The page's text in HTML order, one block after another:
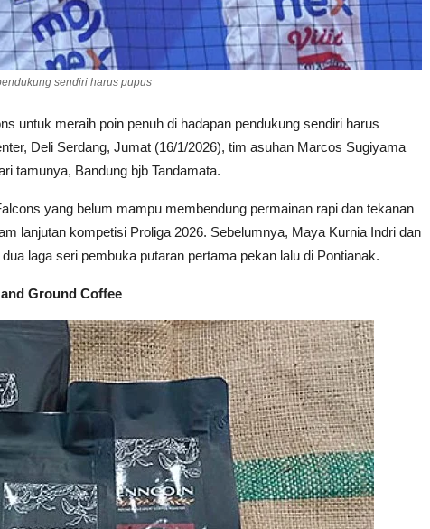
sendiri harus pupus
untuk meraih poin penuh di hadapan pendukung sendiri harus
Deli Serdang, Jumat (16/1/2026), tim asuhan Marcos Sugiyama
tamunya, Bandung bjb Tandamata.
yang belum mampu membendung permainan rapi dan tekanan
lanjutan kompetisi Proliga 2026. Sebelumnya, Maya Kurnia Indri dan
laga seri pembuka putaran pertama pekan lalu di Pontianak.
Ground Coffee